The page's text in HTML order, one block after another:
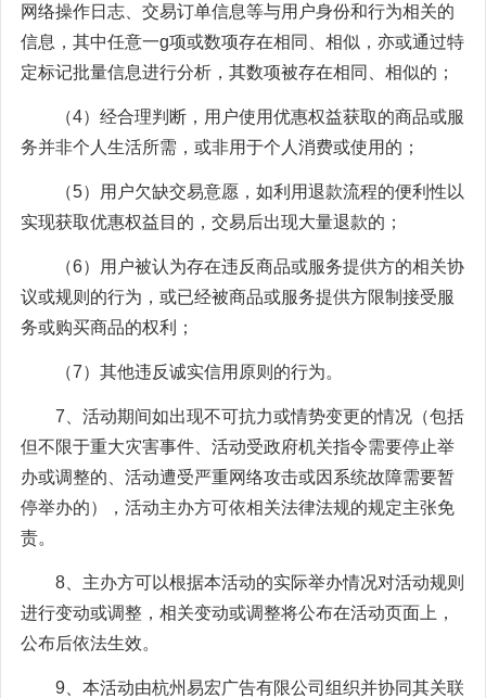
网络操作日志、交易订单信息等与用户身份和行为相关的
信息，其中任意一g项或数项存在相同、相似，亦或通过特
定标记批量信息进行分析，其数项被存在相同、相似的；
（4）经合理判断，用户使用优惠权益获取的商品或服
务并非个人生活所需，或非用于个人消费或使用的；
（5）用户欠缺交易意愿，如利用退款流程的便利性以
实现获取优惠权益目的，交易后出现大量退款的；
（6）用户被认为存在违反商品或服务提供方的相关协
议或规则的行为，或已经被商品或服务提供方限制接受服
务或购买商品的权利；
（7）其他违反诚实信用原则的行为。
7、活动期间如出现不可抗力或情势变更的情况（包括
但不限于重大灾害事件、活动受政府机关指令需要停止举
办或调整的、活动遭受严重网络攻击或因系统故障需要暂
停举办的），活动主办方可依相关法律法规的规定主张免
责。
8、主办方可以根据本活动的实际举办情况对活动规则
进行变动或调整，相关变动或调整将公布在活动页面上，
公布后依法生效。
9、本活动由杭州易宏广告有限公司组织并协同其关联